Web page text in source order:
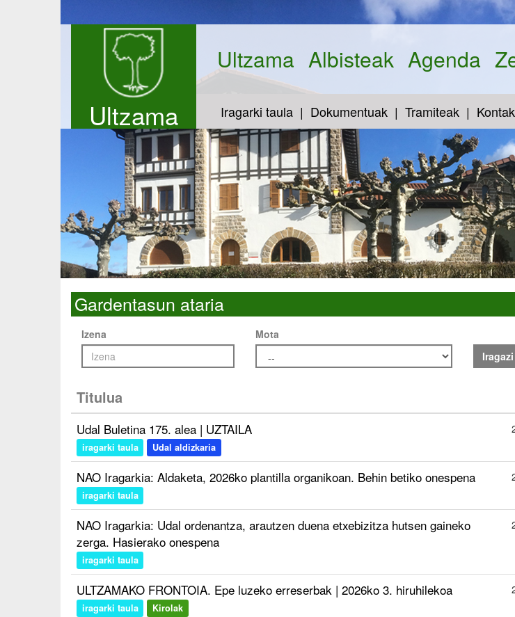
Ultzama
Ultzama Albisteak Agenda
Iragarki taula Dokumentuak Tramiteak
Gardentasun ataria
Izena
Mota
Iragazi
Titulua
Udal Buletina 175. alea | UZTAILA
iragarki taula Udal aldizkaria
NAO Iragarkia: Aldaketa, 2026ko plantilla organikoan. Behin betiko onespena
iragarki taula
NAO Iragarkia: Udal ordenantza, arautzen duena etxebizitza hutsen gaineko
zerga. Hasierako onespena
iragarki taula
ULTZAMAKO FRONTOIA. Epe luzeko erreserbak | 2026ko 3. hiruhilekoa
iragarki taula Kirolak